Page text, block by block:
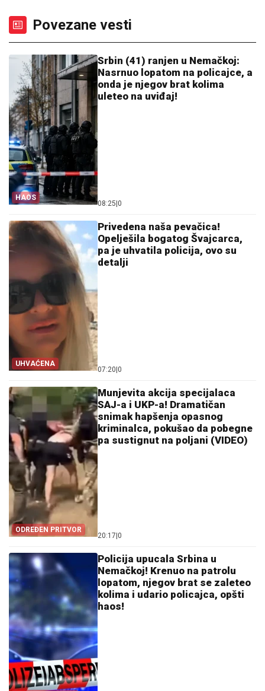
Povezane vesti
HAOS
Srbin (41) ranjen u Nemačkoj:
Nasrnuo lopatom na policajce, a
onda je njegov brat kolima
uleteo na uviđaj!
08:25 0
UHVAĆENA
Privedena naša pevačica!
Opelješila bogatog Švajcarca,
pa je uhvatila policija, ovo su
detalji
07:20 0
ODREĐEN PRITVOR
Munjevita akcija specijalaca
SAJ-a i UKP-a! Dramatičan
snimak hapšenja opasnog
kriminalca, pokušao da pobegne
pa sustignut na poljani (VIDEO)
20:17 0
Policija upucala Srbina u
Nemačkoj! Krenuo na patrolu
lopatom, njegov brat se zaleteo
kolima i udario policajca, opšti
haos!